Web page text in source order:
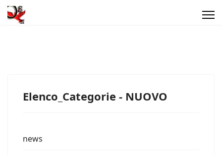
Elenco_Categorie - NUOVO
news